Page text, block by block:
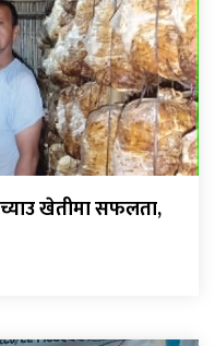
च्याउ खेतीमा सफलता,